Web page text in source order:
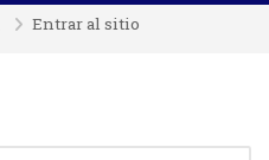
Entrar al sitio